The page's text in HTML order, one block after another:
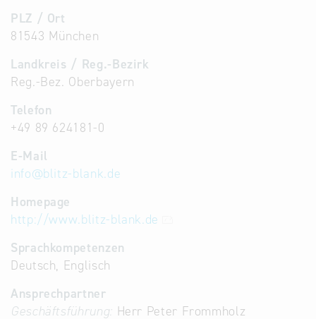
PLZ / Ort
81543 München
Landkreis / Reg.-Bezirk
Reg.-Bez. Oberbayern
Telefon
+49 89 624181-0
E-Mail
info@blitz-blank.de
Homepage
http://www.blitz-blank.de
Sprachkompetenzen
Deutsch, Englisch
Ansprechpartner
Geschäftsführung: Herr Peter Frommholz